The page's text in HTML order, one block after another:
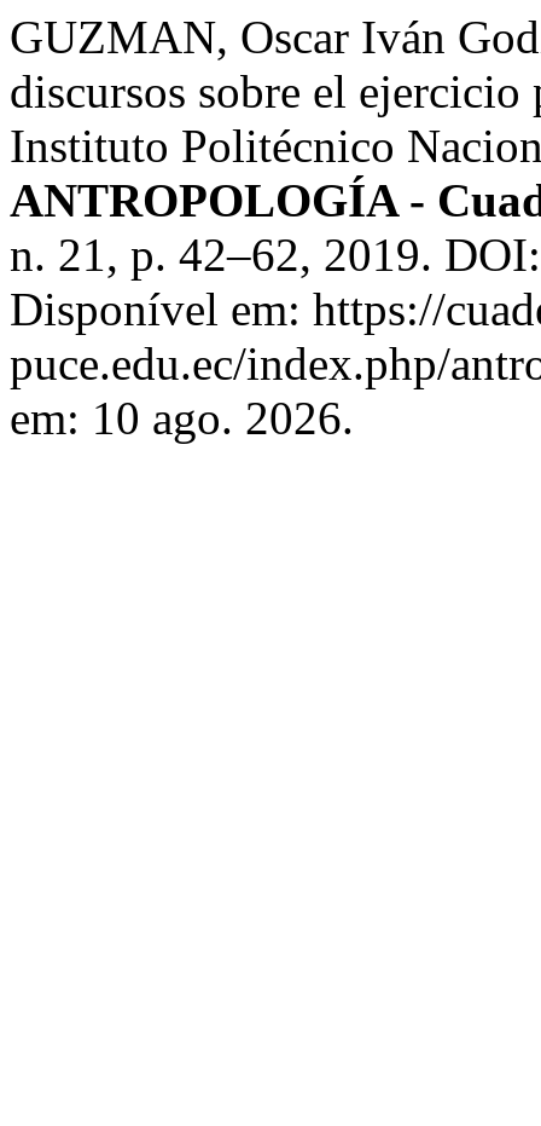
GUZMAN, Oscar Iván
discursos sobre el ejercicio
Instituto Politécnico
ANTROPOLOGÍA -
n. 21, p. 42–62, 2019.
Disponível em: https://
puce.edu.ec/index.php/
em: 10 ago. 2026.